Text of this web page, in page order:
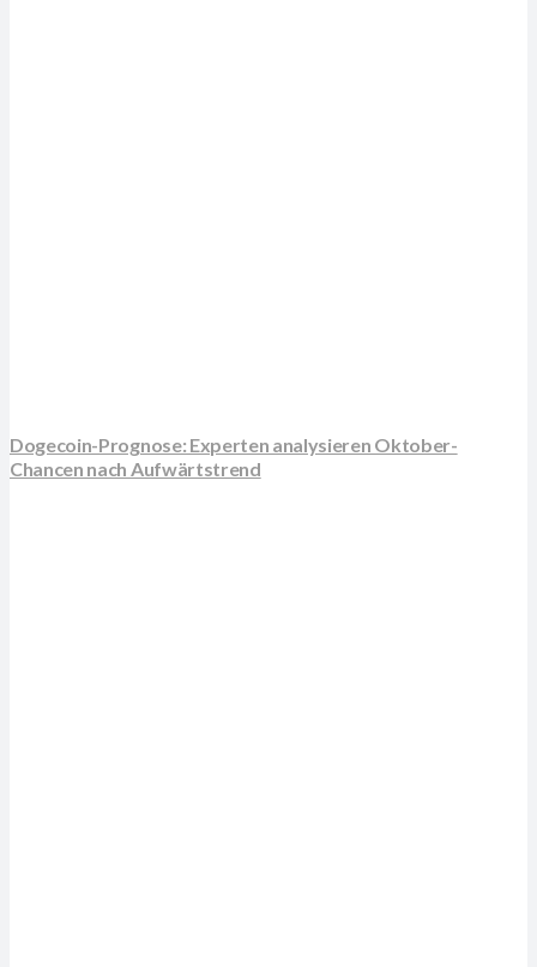
Dogecoin-Prognose: Experten analysieren Oktober-
Chancen nach Aufwärtstrend